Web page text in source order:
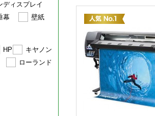
ディスプレイ
幕
壁紙
HP
キヤノン
ローランド